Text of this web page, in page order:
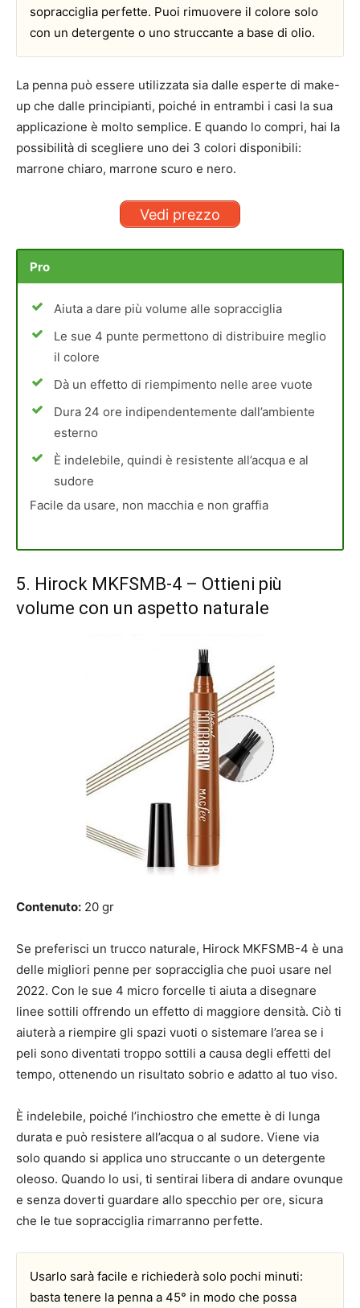
sopracciglia perfette. Puoi rimuovere il colore solo
con un detergente o uno struccante a base di olio.
La penna può essere utilizzata sia dalle esperte di make-
up che dalle principianti, poiché in entrambi i casi la sua
applicazione è molto semplice. E quando lo compri, hai la
possibilità di scegliere uno dei 3 colori disponibili:
marrone chiaro, marrone scuro e nero.
Vedi prezzo
Pro
Aiuta a dare più volume alle sopracciglia
Le sue 4 punte permettono di distribuire meglio
il colore
Dà un effetto di riempimento nelle aree vuote
Dura 24 ore indipendentemente dall’ambiente
esterno
È indelebile, quindi è resistente all’acqua e al
sudore
Facile da usare, non macchia e non graffia
5. Hirock MKFSMB-4 – Ottieni più
volume con un aspetto naturale
Contenuto: 20 gr
Se preferisci un trucco naturale, Hirock MKFSMB-4 è una
delle migliori penne per sopracciglia che puoi usare nel
2022. Con le sue 4 micro forcelle ti aiuta a disegnare
linee sottili offrendo un effetto di maggiore densità. Ciò ti
aiuterà a riempire gli spazi vuoti o sistemare l’area se i
peli sono diventati troppo sottili a causa degli effetti del
tempo, ottenendo un risultato sobrio e adatto al tuo viso.
È indelebile, poiché l’inchiostro che emette è di lunga
durata e può resistere all’acqua o al sudore. Viene via
solo quando si applica uno struccante o un detergente
oleoso. Quando lo usi, ti sentirai libera di andare ovunque
e senza doverti guardare allo specchio per ore, sicura
che le tue sopracciglia rimarranno perfette.
Usarlo sarà facile e richiederà solo pochi minuti:
basta tenere la penna a 45° in modo che possa